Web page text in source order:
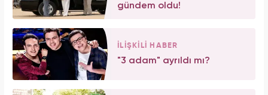
gündem oldu!
İLİŞKİLİ HABER
"3 adam" ayrıldı mı?